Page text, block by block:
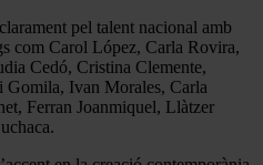
pel talent nacional amb
com Carol López, Carla Rovira,
Cedó, Cristina Clemente,
Gomila, Ivan Morales, Carla
Ferran Joanmiquel, Llàtzer